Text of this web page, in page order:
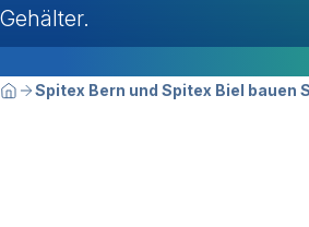
Gehälter.
Breadcrumbnavigation
Sie befinden sich hier:
HomeSpitex Bern und Spitex Biel bauen